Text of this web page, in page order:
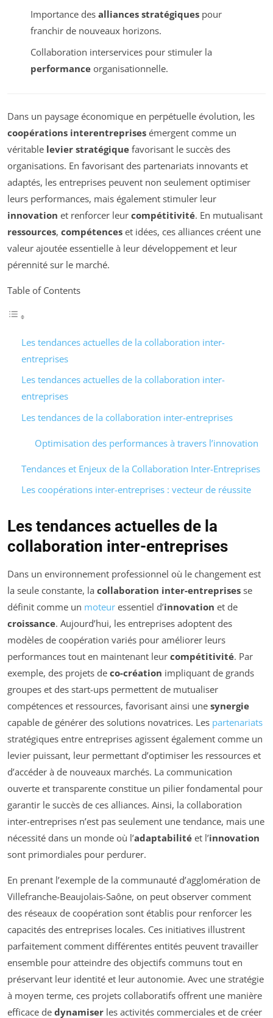
Importance des alliances stratégiquespour
franchir de nouveaux horizons.
Collaboration interservices pour stimuler la
performanceorganisationnelle.
Dans un paysage économique en perpétuelle évolution, les
coopérations interentreprises émergent comme un
véritable levier stratégique favorisant le succès des
organisations. En favorisant des partenariats innovants et
adaptés, les entreprises peuvent non seulement optimiser
leurs performances, mais également stimuler leur
innovation et renforcer leur compétitivité. En mutualisant
ressources, compétences et idées, ces alliances créent une
valeur ajoutée essentielle à leur développement et leur
pérennité sur le marché.
Table of Contents
Les tendances actuelles de la collaboration inter-
entreprises
Les tendances actuelles de la collaboration inter-
entreprises
Les tendances de la collaboration inter-entreprises
Optimisation des performances à travers l’innovation
Tendances et Enjeux de la Collaboration Inter-Entreprises
Les coopérations inter-entreprises : vecteur de réussite
Les tendances actuelles de la
collaboration inter-entreprises
Dans un environnement professionnel où le changement est
la seule constante, la collaboration inter-entreprises se
définit comme un moteur essentiel d’innovation et de
croissance. Aujourd’hui, les entreprises adoptent des
modèles de coopération variés pour améliorer leurs
performances tout en maintenant leur compétitivité. Par
exemple, des projets de co-création impliquant de grands
groupes et des start-ups permettent de mutualiser
compétences et ressources, favorisant ainsi une synergie
capable de générer des solutions novatrices. Les partenariats
stratégiques entre entreprises agissent également comme un
levier puissant, leur permettant d’optimiser les ressources et
d’accéder à de nouveaux marchés. La communication
ouverte et transparente constitue un pilier fondamental pour
garantir le succès de ces alliances. Ainsi, la collaboration
inter-entreprises n’est pas seulement une tendance, mais une
nécessité dans un monde où l’adaptabilité et l’innovation
sont primordiales pour perdurer.
En prenant l’exemple de la communauté d’agglomération de
Villefranche-Beaujolais-Saône, on peut observer comment
des réseaux de coopération sont établis pour renforcer les
capacités des entreprises locales. Ces initiatives illustrent
parfaitement comment différentes entités peuvent travailler
ensemble pour atteindre des objectifs communs tout en
préservant leur identité et leur autonomie. Avec une stratégie
à moyen terme, ces projets collaboratifs offrent une manière
efficace de dynamiser les activités commerciales et de créer